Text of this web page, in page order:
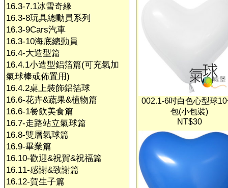
16.3-7.1冰雪奇緣
16.3-8玩具總動員系列
16.3-9Cars汽車
16.3-10海底總動員
16.4-大造型篇
16.4.1小造型鋁箔篇(可充氣加
氣球棒或佈置用)
16.4.2桌上裝飾鋁箔球
16.6-花卉&蔬果&植物篇
16.6-1餐飲美食篇
16.7-走路站立氣球篇
16.8-雙層氣球篇
16.9-畢業篇
16.10-歡迎&祝賀&祝福篇
16.11-感謝&致謝篇
16.12-賀生子篇
002.1-6吋白色心型球
包(小包裝)
NT$30